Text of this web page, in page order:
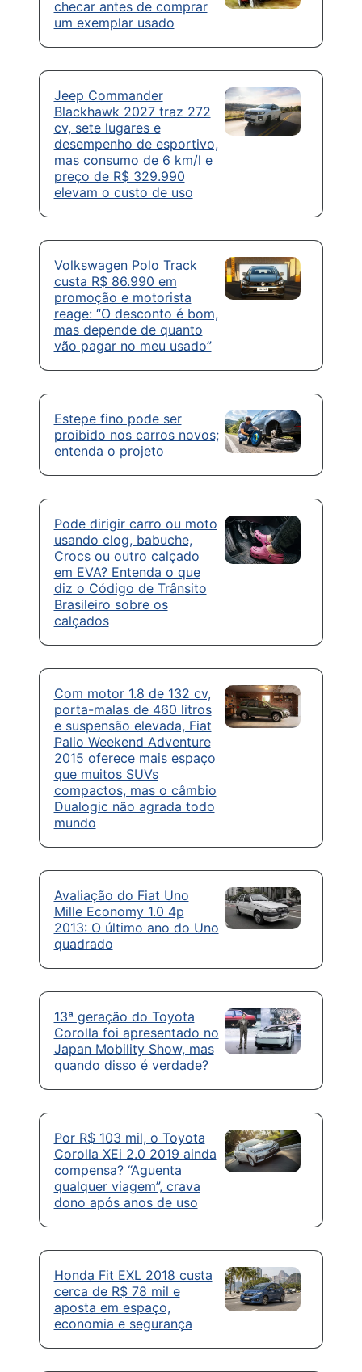
checar antes de comprar
um exemplar usado
Jeep Commander
Blackhawk 2027 traz 272
cv, sete lugares e
desempenho de esportivo,
mas consumo de 6 km/l e
preço de R$ 329.990
elevam o custo de uso
Volkswagen Polo Track
custa R$ 86.990 em
promoção e motorista
reage: “O desconto é bom,
mas depende de quanto
vão pagar no meu usado”
Estepe fino pode ser
proibido nos carros novos;
entenda o projeto
Pode dirigir carro ou moto
usando clog, babuche,
Crocs ou outro calçado
em EVA? Entenda o que
diz o Código de Trânsito
Brasileiro sobre os
calçados
Com motor 1.8 de 132 cv,
porta-malas de 460 litros
e suspensão elevada, Fiat
Palio Weekend Adventure
2015 oferece mais espaço
que muitos SUVs
compactos, mas o câmbio
Dualogic não agrada todo
mundo
Avaliação do Fiat Uno
Mille Economy 1.0 4p
2013: O último ano do Uno
quadrado
13ª geração do Toyota
Corolla foi apresentado no
Japan Mobility Show, mas
quando disso é verdade?
Por R$ 103 mil, o Toyota
Corolla XEi 2.0 2019 ainda
compensa? “Aguenta
qualquer viagem”, crava
dono após anos de uso
Honda Fit EXL 2018 custa
cerca de R$ 78 mil e
aposta em espaço,
economia e segurança